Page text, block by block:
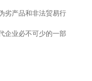
劣产品和非法贸易行
企业必不可少的一部